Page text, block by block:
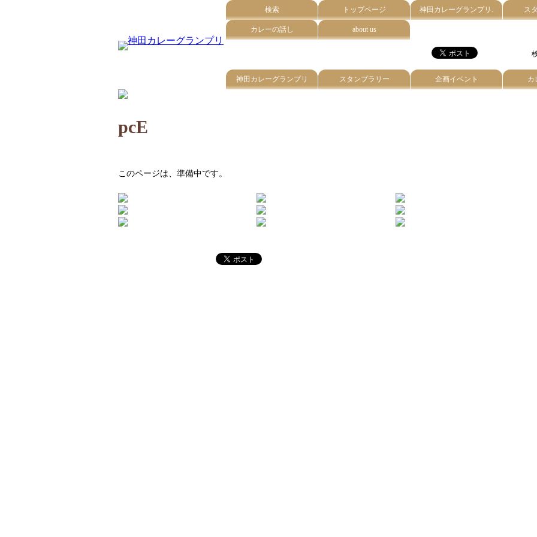
検索 トップページ 神田カレーグランプリ. ス
カレーの話し about us
神田カレーグランプリ スタンプラリー 企画イベント カ
pcE
このページは、準備中です。